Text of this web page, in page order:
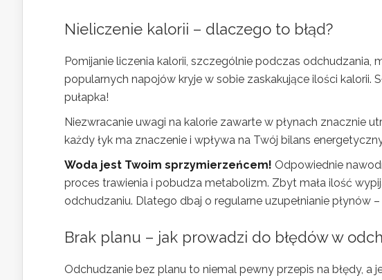
Nieliczenie kalorii – dlaczego to błąd?
Pomijanie liczenia kalorii, szczególnie podczas odchudzania,
popularnych napojów kryje w sobie zaskakujące ilości kalorii.
pułapka!
Niezwracanie uwagi na kalorie zawarte w płynach znacznie
każdy łyk ma znaczenie i wpływa na Twój bilans
Woda jest Twoim sprzymierzeńcem! Odpowiednie
proces trawienia i pobudza metabolizm. Zbyt mała ilość
odchudzaniu. Dlatego dbaj o regularne uzupełnianie płynów
Brak planu – jak prowadzi do błędów w
Odchudzanie bez planu to niemal pewny przepis na błędy,